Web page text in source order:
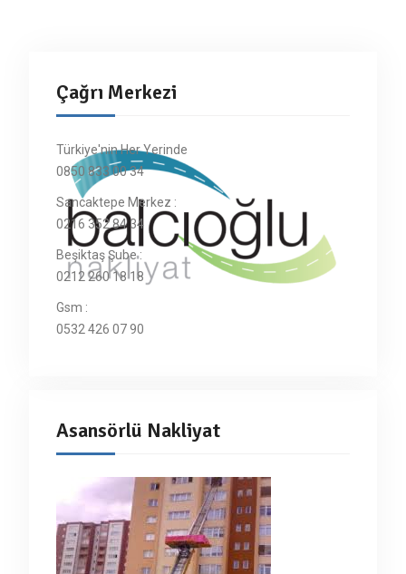
Çağrı Merkezi
Türkiye'nin Her Yerinde
0850 833 00 34
Sancaktepe Merkez :
0216 352 84 34
Beşiktaş Şube :
0212 260 18 18
Gsm :
0532 426 07 90
Asansörlü Nakliyat